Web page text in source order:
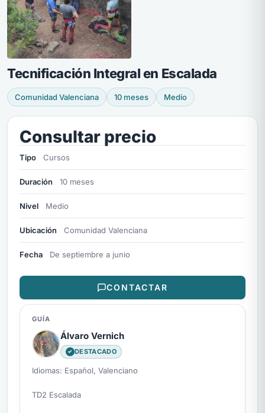
Tecnificación Integral en Escalada
Comunidad Valenciana 10 meses Medio
Consultar precio
Tipo Cursos
Duración 10 meses
Nivel Medio
Ubicación Comunidad Valenciana
Fecha De septiembre a junio
CONTACTAR
GUÍA
Álvaro Vernich
DESTACADO
Idiomas: Español, Valenciano
TD2 Escalada